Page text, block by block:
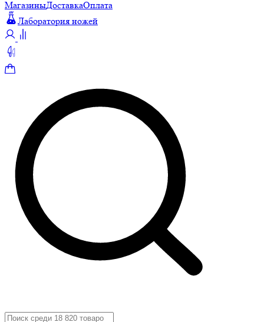
МагазиныДоставкаОплата
Лаборатория ножей